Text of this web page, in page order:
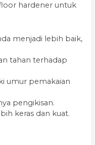
hardener untuk
menjadi lebih baik,
tahan terhadap
umur pemakaian
pengikisan.
keras dan kuat.